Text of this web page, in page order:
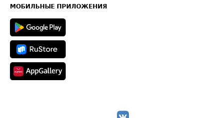
Техническая информация
МОБИЛЬНЫЕ ПРИЛОЖЕНИЯ